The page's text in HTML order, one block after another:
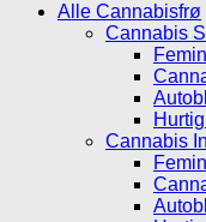
Alle Cannabisfrø
Cannabis
Cannabis